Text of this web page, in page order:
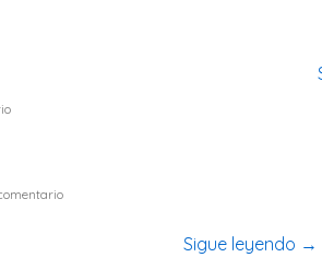
diferente con Crema de Leche
inspira y nos derrite, por eso esta
necesita de horno… Sigue leyendo →